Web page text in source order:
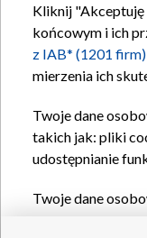
Kliknij "Akceptuję
końcowym i ich
z IAB* (1201 firm)
mierzenia ich
Twoje dane
takich jak: pliki
udostępnianie
Twoje dane